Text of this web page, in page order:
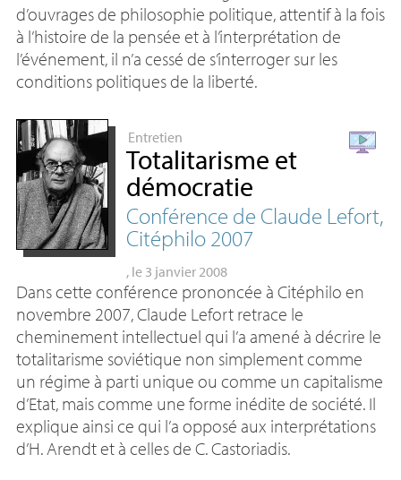
d’ouvrages de philosophie politique, attentif à la fois
à l’histoire de la pensée et à l’interprétation de
l’événement, il n’a cessé de s’interroger sur les
conditions politiques de la liberté.
Entretien
Totalitarisme et
démocratie
Conférence de Claude Lefort,
Citéphilo 2007
, le 3 janvier 2008
Dans cette conférence prononcée à Citéphilo en
novembre 2007, Claude Lefort retrace le
cheminement intellectuel qui l’a amené à décrire le
totalitarisme soviétique non simplement comme
un régime à parti unique ou comme un capitalisme
d’Etat, mais comme une forme inédite de société. Il
explique ainsi ce qui l’a opposé aux interprétations
d’H. Arendt et à celles de C. Castoriadis.